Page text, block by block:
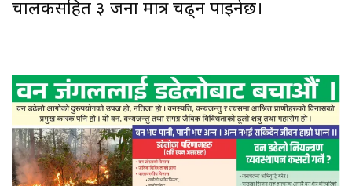
चालकसहित ३ जना मात्र चढ्न पाइनेछ।